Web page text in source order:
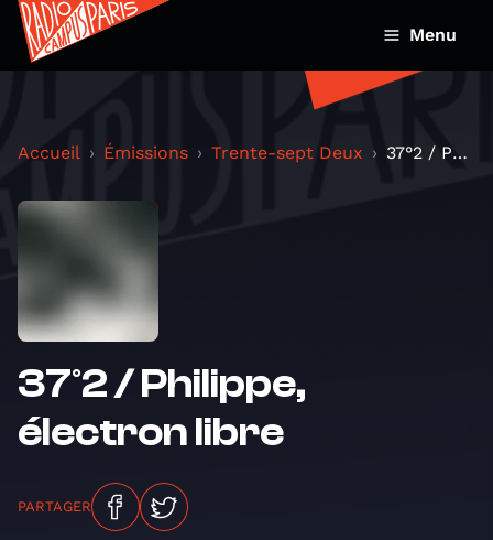
Menu
Accueil Émissions Trente-sept Deux 37°2 / Philippe, électron libre
37°2 / Philippe,
électron libre
PARTAGER